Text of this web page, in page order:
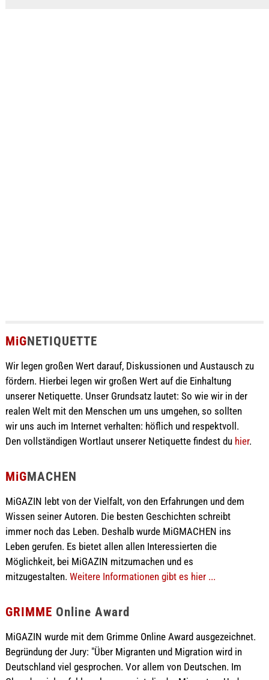
MiGNETIQUETTE
Wir legen großen Wert darauf, Diskussionen und Austausch zu
fördern. Hierbei legen wir großen Wert auf die Einhaltung
unserer Netiquette. Unser Grundsatz lautet: So wie wir in der
realen Welt mit den Menschen um uns umgehen, so sollten
wir uns auch im Internet verhalten: höflich und respektvoll.
Den vollständigen Wortlaut unserer Netiquette findest du hier.
MiGMACHEN
MiGAZIN lebt von der Vielfalt, von den Erfahrungen und dem
Wissen seiner Autoren. Die besten Geschichten schreibt
immer noch das Leben. Deshalb wurde MiGMACHEN ins
Leben gerufen. Es bietet allen allen Interessierten die
Möglichkeit, bei MiGAZIN mitzumachen und es
mitzugestalten. Weitere Informationen gibt es hier ...
GRIMME Online Award
MiGAZIN wurde mit dem Grimme Online Award ausgezeichnet.
Begründung der Jury: "Über Migranten und Migration wird in
Deutschland viel gesprochen. Vor allem von Deutschen. Im